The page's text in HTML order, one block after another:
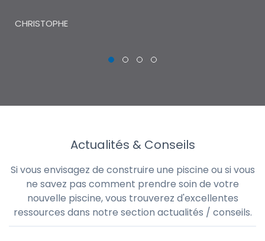
CHRISTOPHE
Actualités & Conseils
Si vous envisagez de construire une piscine ou si vous
ne savez pas comment prendre soin de votre
nouvelle piscine, vous trouverez d'excellentes
ressources dans notre section actualités / conseils.